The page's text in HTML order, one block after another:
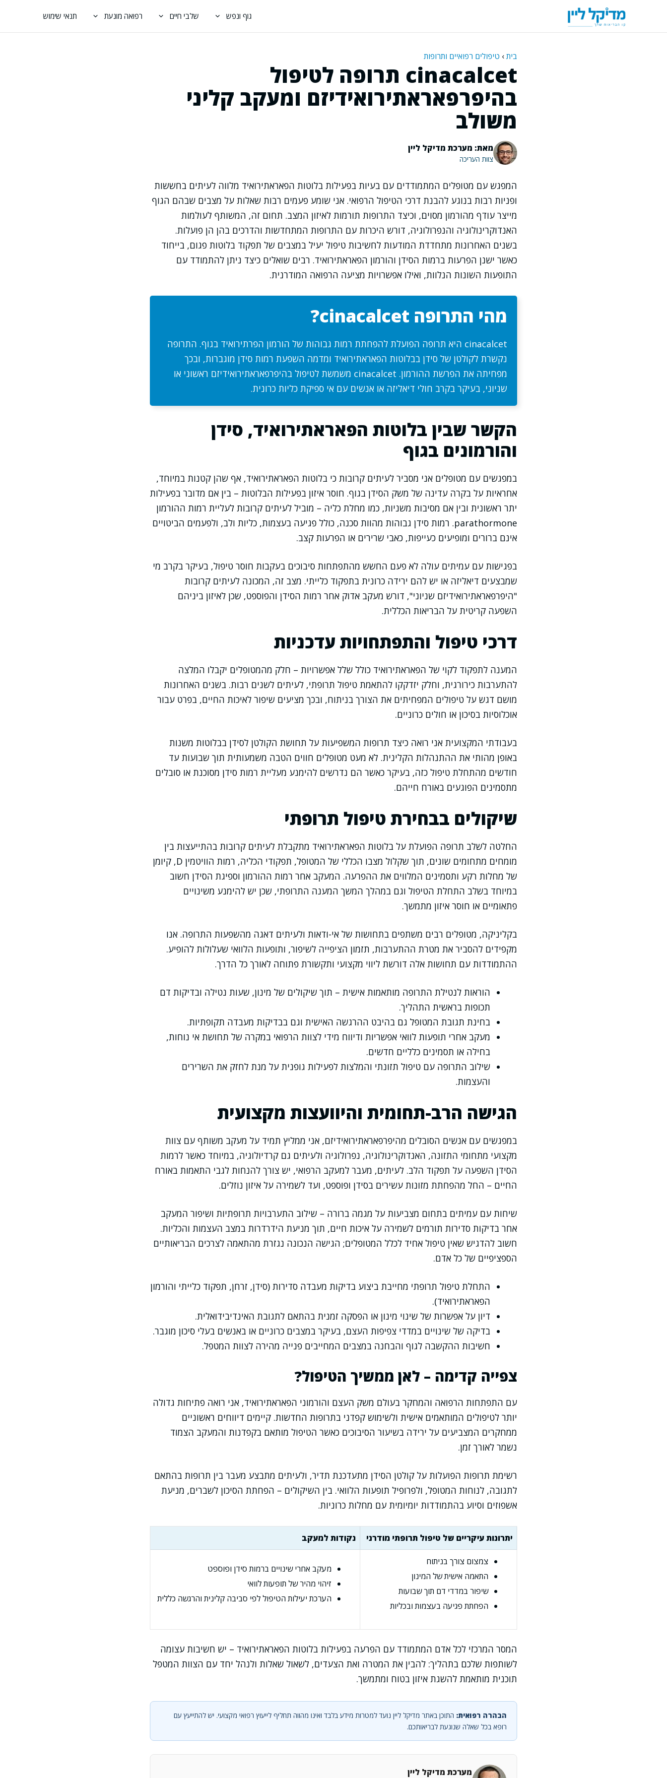
גוף ונפש שלבי חיים רפואה מונעת תנאי שימוש
בית› טיפולים רפואיים ותרופות
cinacalcet תרופה לטיפול
בהיפרפאראתירואידיזם ומעקב קליני
משולב
מאת: מערכת מדיקל ליין
צוות העריכה
המפגש עם מטופלים המתמודדים עם בעיות בפעילות בלוטות הפאראתירואיד מלווה לעיתים בחששות
ופניות רבות בנוגע להבנת דרכי הטיפול הרפואי. אני שומע פעמים רבות שאלות על מצבים שבהם הגוף
מייצר עודף מהורמון מסוים, וכיצד התרופות תורמות לאיזון המצב. תחום זה, המשותף לעולמות
האנדוקרינולוגיה והנפרולוגיה, דורש היכרות עם התרופות המתחדשות והדרכים בהן הן פועלות.
בשנים האחרונות מתחדדת המודעות לחשיבות טיפול יעיל במצבים של תפקוד בלוטות פגום, בייחוד
כאשר ישנן הפרעות ברמות הסידן והורמון הפאראתירואיד. רבים שואלים כיצד ניתן להתמודד עם
התופעות השונות הנלוות, ואילו אפשרויות מציעה הרפואה המודרנית.
מהי התרופה cinacalcet?
cinacalcet היא תרופה הפועלת להפחתת רמות גבוהות של הורמון הפרתירואיד בגוף. התרופה
נקשרת לקולטן של סידן בבלוטות הפאראתירואיד ומדמה השפעת רמות סידן מוגברות, ובכך
מפחיתה את הפרשת ההורמון. cinacalcet משמשת לטיפול בהיפרפאראתירואידיזם ראשוני או
שניוני, בעיקר בקרב חולי דיאליזה או אנשים עם אי ספיקת כליות כרונית.
הקשר שבין בלוטות הפאראתירואיד, סידן
והורמונים בגוף
במפגשים עם מטופלים אני מסביר לעיתים קרובות כי בלוטות הפאראתירואיד, אף שהן קטנות במיוחד,
אחראיות על בקרה עדינה של משק הסידן בגוף. חוסר איזון בפעילות הבלוטות – בין אם מדובר בפעילות
יתר ראשונית ובין אם מסיבות משניות, כמו מחלת כליה – מוביל לעיתים קרובות לעליית רמות ההורמון
parathormone. רמות סידן גבוהות מהוות סכנה, כולל פגיעה בעצמות, כליות ולב, ולפעמים הביטויים
אינם ברורים ומופיעים כעייפות, כאבי שרירים או הפרעות קצב.
בפגישות עם עמיתים עולה לא פעם החשש מהתפתחות סיבוכים בעקבות חוסר טיפול, בעיקר בקרב מי
שמבצעים דיאליזה או יש להם ירידה כרונית בתפקוד כלייתי. מצב זה, המכונה לעיתים קרובות
"היפרפאראתירואידיזם שניוני", דורש מעקב אדוק אחר רמות הסידן והפוספט, שכן לאיזון ביניהם
השפעה קריטית על הבריאות הכללית.
דרכי טיפול והתפתחויות עדכניות
המענה לתפקוד לקוי של הפאראתירואיד כולל שלל אפשרויות – חלק מהמטופלים יקבלו המלצה
להתערבות כירורגית, וחלק יזדקקו להתאמת טיפול תרופתי, לעיתים לשנים רבות. בשנים האחרונות
מושם דגש על טיפולים המפחיתים את הצורך בניתוח, ובכך מציעים שיפור לאיכות החיים, בפרט עבור
אוכלוסיות בסיכון או חולים כרוניים.
בעבודתי המקצועית אני רואה כיצד תרופות המשפיעות על תחושת הקולטן לסידן בבלוטות משנות
באופן מהותי את ההתנהלות הקלינית. לא מעט מטופלים חווים הטבה משמעותית תוך שבועות עד
חודשים מהתחלת טיפול כזה, בעיקר כאשר הם נדרשים להימנע מעליית רמות סידן מסוכנת או סובלים
מתסמינים הפוגעים באורח חייהם.
שיקולים בבחירת טיפול תרופתי
החלטה לשלב תרופה הפועלת על בלוטות הפאראתירואיד מתקבלת לעיתים קרובות בהתייעצות בין
מומחים מתחומים שונים, תוך שקלול מצבו הכללי של המטופל, תפקודי הכליה, רמות הוויטמין D, קיומן
של מחלות רקע ותסמינים המלווים את ההפרעה. המעקב אחר רמות ההורמון וספיגת הסידן חשוב
במיוחד בשלב התחלת הטיפול וגם במהלך המשך המענה התרופתי, שכן יש להימנע משינויים
פתאומיים או חוסר איזון מתמשך.
בקליניקה, מטופלים רבים משתפים בתחושות של אי-ודאות ולעיתים דאגה מהשפעות התרופה. אנו
מקפידים להסביר את מטרת ההתערבות, תזמון הציפייה לשיפור, ותופעות הלוואי שעלולות להופיע.
ההתמודדות עם תחושות אלה דורשת ליווי מקצועי ותקשורת פתוחה לאורך כל הדרך.
הוראות לנטילת התרופה מותאמות אישית – תוך שיקולים של מינון, שעות נטילה ובדיקות דם
תכופות בראשית התהליך.
בחינת תגובת המטופל גם בהיבט ההרגשה האישית וגם בבדיקות מעבדה תקופתיות.
מעקב אחרי תופעות לוואי אפשריות ודיווח מידי לצוות הרפואי במקרה של תחושת אי נוחות,
בחילה או תסמינים כלליים חדשים.
שילוב התרופה עם טיפול תזונתי והמלצות לפעילות גופנית על מנת לחזק את השרירים
והעצמות.
הגישה הרב-תחומית והיוועצות מקצועית
במפגשים עם אנשים הסובלים מהיפרפאראתירואידיזם, אני ממליץ תמיד על מעקב משותף עם צוות
מקצועי מתחומי התזונה, האנדוקרינולוגיה, נפרולוגיה ולעיתים גם קרדיולוגיה, במיוחד כאשר לרמות
הסידן השפעה על תפקוד הלב. לעיתים, מעבר למעקב הרפואי, יש צורך להנחות לגבי התאמות באורח
החיים – החל מהפחתת מזונות עשירים בסידן ופוספט, ועד לשמירה על איזון נוזלים.
שיחות עם עמיתים בתחום מצביעות על מגמה ברורה – שילוב התערבויות תרופתיות ושיפור המעקב
אחר בדיקות סדירות תורמים לשמירה על איכות חיים, תוך מניעת הידרדרות במצב העצמות והכליות.
חשוב להדגיש שאין טיפול אחיד לכלל המטופלים; הגישה הנכונה נגזרת מהתאמה לצרכים הבריאותיים
הספציפיים של כל אדם.
התחלת טיפול תרופתי מחייבת ביצוע בדיקות מעבדה סדירות (סידן, זרחן, תפקוד כלייתי והורמון
הפאראתירואיד).
דיון על אפשרות של שינוי מינון או הפסקה זמנית בהתאם לתגובת האינדיבידואלית.
בדיקה של שינויים במדדי צפיפות העצם, בעיקר במצבים כרוניים או באנשים בעלי סיכון מוגבר.
חשיבות ההקשבה לגוף והבחנה במצבים המחייבים פנייה מהירה לצוות המטפל.
צפייה קדימה – לאן ממשיך הטיפול?
עם התפתחות הרפואה והמחקר בעולם משק העצם והורמוני הפאראתירואיד, אני רואה פתיחות גדולה
יותר לטיפולים המותאמים אישית ולשימוש קפדני בתרופות החדשות. קיימים דיווחים ראשוניים
ממחקרים המצביעים על ירידה בשיעור הסיבוכים כאשר הטיפול מותאם בקפדנות והמעקב הצמוד
נשמר לאורך זמן.
רשימת תרופות הפועלות על קולטן הסידן מתעדכנת תדיר, ולעיתים מתבצע מעבר בין תרופות בהתאם
לתגובה, לנוחות המטופל, ולפרופיל תופעות הלוואי. בין השיקולים – הפחתת הסיכון לשברים, מניעת
אשפוזים וסיוע בהתמודדות יומיומית עם מחלות כרוניות.
יתרונות עיקריים של טיפול תרופתי מודרני נקודות למעקב
צמצום צורך בניתוח
התאמה אישית של המינון
שיפור במדדי דם תוך שבועות
הפחתת פגיעה בעצמות ובכליות
מעקב אחרי שינויים ברמות סידן ופוספט
זיהוי מהיר של תופעות לוואי
הערכת יעילות הטיפול לפי סביבה קלינית והרגשה כללית
המסר המרכזי לכל אדם המתמודד עם הפרעה בפעילות בלוטות הפאראתירואיד – יש חשיבות עצומה
לשותפות שלכם בתהליך: להבין את המטרה ואת הצעדים, לשאול שאלות ולנהל יחד עם הצוות המטפל
תוכנית מותאמת להשגת איזון בטוח ומתמשך.
הבהרה רפואית: התוכן באתר מדיקל ליין נועד למטרות מידע בלבד ואינו מהווה תחליף לייעוץ רפואי מקצועי. יש להתייעץ עם
רופא בכל שאלה שנוגעת לבריאותכם.
מערכת מדיקל ליין